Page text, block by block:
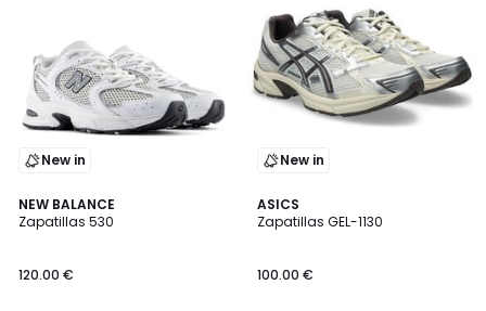
New in
NEW BALANCE
Zapatillas 530
120.00 €
4
/
New in
ASICS
Zapatillas GEL-1130
100.00 €
4,8
/ 5
3
Colores